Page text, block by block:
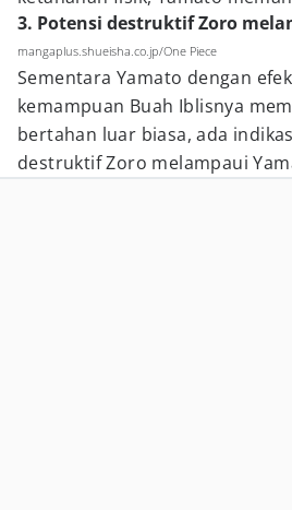
3. Potensi destruktif Zoro
mangaplus.shueisha.co.jp/One Piece
Sementara Yamato dengan efek
kemampuan Buah Iblisnya
bertahan luar biasa, ada
destruktif Zoro melampaui